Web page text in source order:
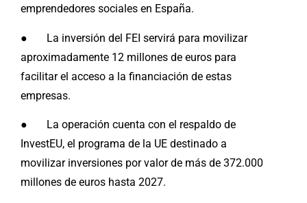
emprendedores sociales en España.
● La inversión del FEI servirá para movilizar
aproximadamente 12 millones de euros para
facilitar el acceso a la financiación de estas
empresas.
● La operación cuenta con el respaldo de
InvestEU, el programa de la UE destinado a
movilizar inversiones por valor de más de 372.000
millones de euros hasta 2027.